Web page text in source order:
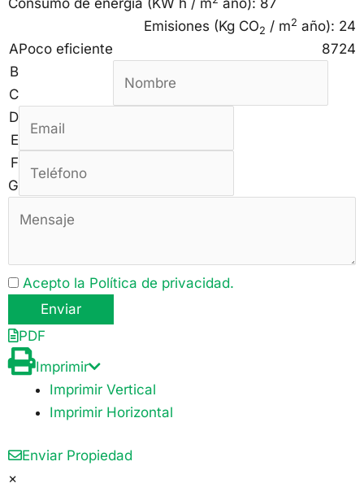
Consumo de energía (KW h / m
año): 87
Emisiones (Kg CO2 / m2 año): 24
A
B
C
D
E
F
G
8724
Poco eficiente
Acepto la Política de privacidad.
PDF
Imprimir
Imprimir Vertical
Imprimir Horizontal
Enviar Propiedad
×